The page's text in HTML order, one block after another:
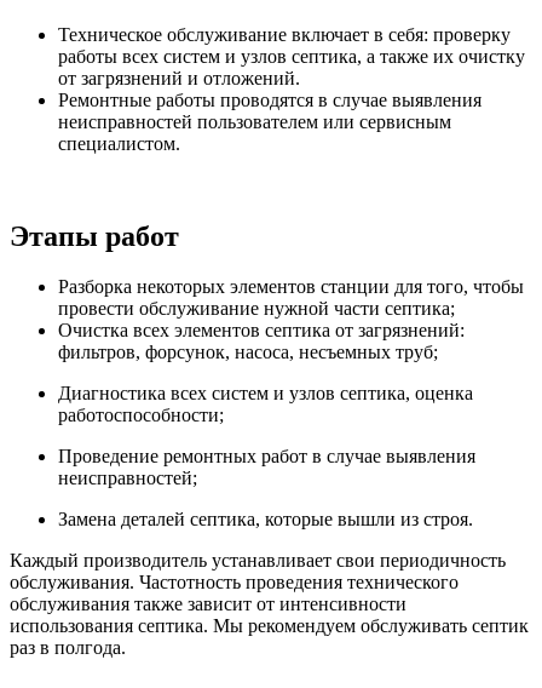
Техническое обслуживание включает в себя: проверку
работы всех систем и узлов септика, а также их очистку
от загрязнений и отложений.
Ремонтные работы проводятся в случае выявления
неисправностей пользователем или сервисным
специалистом.
Этапы работ
Разборка некоторых элементов станции для того, чтобы
провести обслуживание нужной части септика;
Очистка всех элементов септика от загрязнений:
фильтров, форсунок, насоса, несъемных труб;
Диагностика всех систем и узлов септика, оценка
работоспособности;
Проведение ремонтных работ в случае выявления
неисправностей;
Замена деталей септика, которые вышли из строя.
Каждый производитель устанавливает свои периодичность
обслуживания. Частотность проведения технического
обслуживания также зависит от интенсивности
использования септика. Мы рекомендуем обслуживать септик
раз в полгода.